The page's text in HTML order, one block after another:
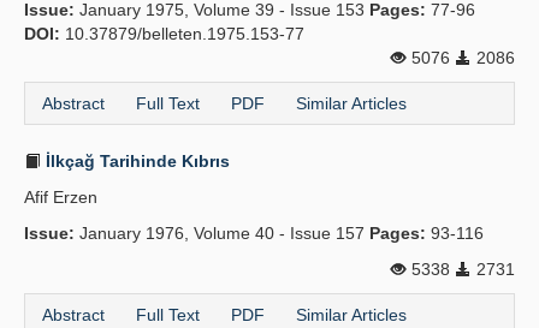
Guidelines
Issue: January 1975, Volume 39 - Issue 153 Pages: 77-96
DOI: 10.37879/belleten.1975.153-77
5076
2086
Abstract Full Text PDF Similar Articles
İlkçağ Tarihinde Kıbrıs
Afif Erzen
Issue: January 1976, Volume 40 - Issue 157 Pages: 93-116
5338
2731
Abstract Full Text PDF Similar Articles